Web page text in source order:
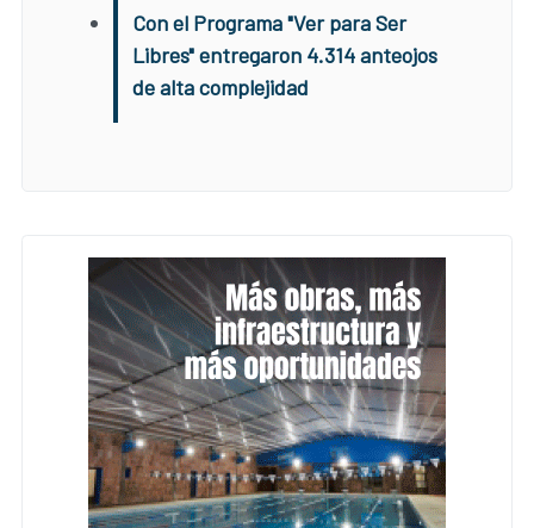
Con el Programa "Ver para Ser
Libres" entregaron 4.314 anteojos
de alta complejidad